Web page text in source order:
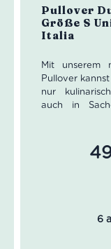
Pullover
Größe S
Italia
Bewertet
Mit unserem
Pullover
nur
auch in
Italia Pullover
Ganz gleich
6